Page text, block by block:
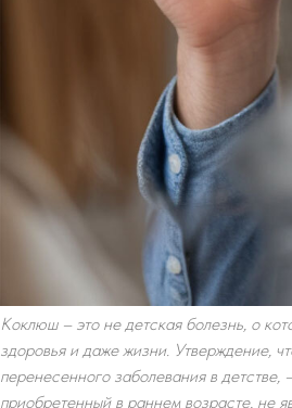
Коклюш – это не детская болезнь, о
здоровья и даже жизни. Утверждение,
перенесенного заболевания в
приобретенный в раннем возрасте, не